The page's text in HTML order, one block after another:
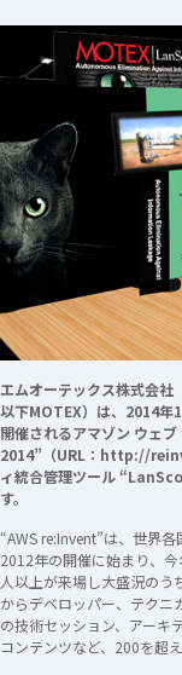
エムオーテックス株式会社
以下MOTEX）は、2014年
開催されるアマゾン ウェ
2014”（URL：http://
ィ統合管理ツール
す。
“AWS re:Invent”は、世界
2012年の開催に始まり、
人以上が来場し大盛況のう
からデベロッパー、テクニ
の技術セッション、アーキ
コンテンツなど、200を超